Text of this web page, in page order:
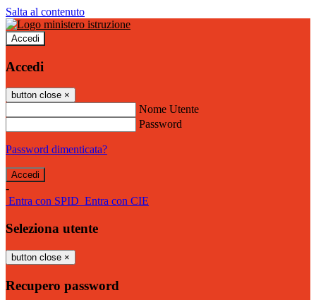
Salta al contenuto
Accedi
Accedi
button close ×
Nome Utente
Password
Password dimenticata?
-
Entra con SPID Entra con CIE
Seleziona utente
button close ×
Recupero password